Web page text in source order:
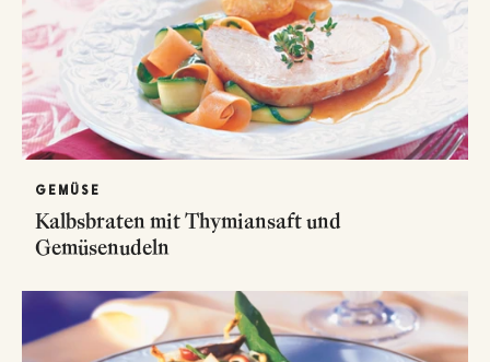
GEMÜSE
Kalbsbraten mit Thymiansaft und
Gemüsenudeln